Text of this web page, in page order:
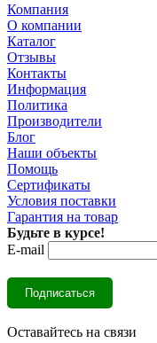
Компания
О компании
Каталог
Отзывы
Контакты
Информация
Политика
Производители
Блог
Наши объекты
Помощь
Сертификаты
Условия поставки
Гарантия на товар
Будьте в курсе!
E-mail
Оставайтесь на связи